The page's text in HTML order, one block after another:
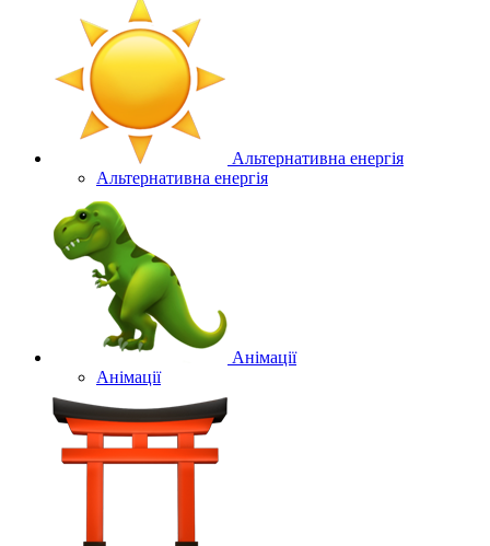
Альтернативна енергія
Альтернативна енергія
Анімації
Анімації